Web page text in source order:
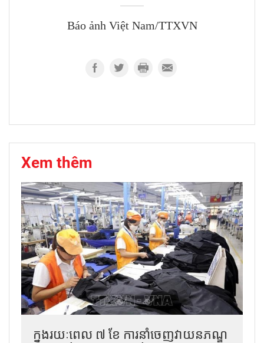
Báo ảnh Việt Nam/TTXVN
Xem thêm
ក្នុងរយៈពេល ៧ ខែ ការនាំចេញវាយនភណ្ឌ